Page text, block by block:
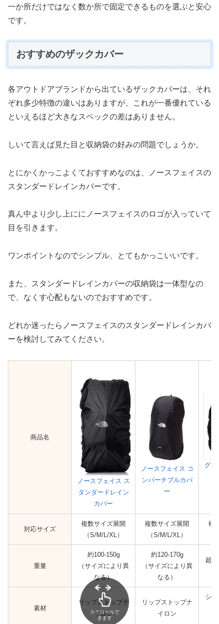
一か所だけではなく数か所で固定できるものを選ぶと安心
です。
おすすめのザックカバー
各アウトドアブランドから出ているザックカバーは、それ
ぞれ多少特徴の違いはありますが、これが一番優れている
といえるほど大きなスペックの差はありません。
しいて言えば見た目と収納袋の好みの問題でしょうか。
とにかくかっこよくておすすめなのは、ノースフェイスの
スタンダードレインカバーです。
真ん中より少し上ににノースフェイスのロゴが入っていて
目を引きます。
ワンポイントなのでシンプル、とてもかっこいいです。
また、スタンダードレインカバーの収納袋は一体型なの
で、なくす心配もないのでおすすめです。
どれか迷ったらノースフェイスのスタンダードレインカバ
ーを検討してみてください。
商品名
ノースフェイス ス
タンダードレイン
カバー
ノースフェイス コ
ンバーチブルカバ
ー
グレ
対応サイズ
複数サイズ展開
（S/M/L/XL）
複数サイズ展開
（S/M/L/XL）
複
重量
約100-150g
（サイズにより異
なる）
約120-170g
（サイズにより異
なる）
超
素材
リップストップナ
イロン
リップストップナ
イロン
シ
スクロールで
きます